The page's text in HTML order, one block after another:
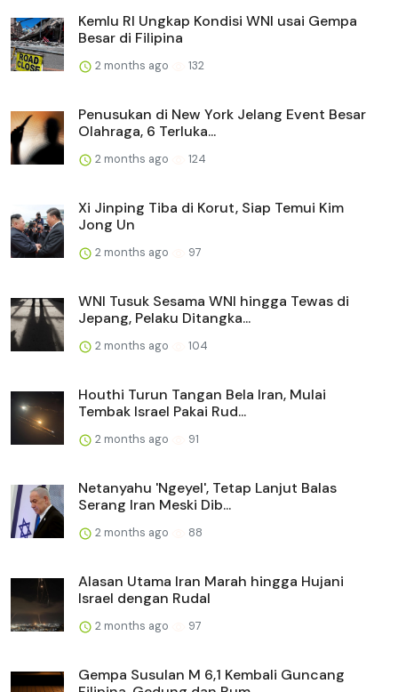
Kemlu RI Ungkap Kondisi WNI usai Gempa
Besar di Filipina
2 months ago 132
Penusukan di New York Jelang Event Besar
Olahraga, 6 Terluka...
2 months ago 124
Xi Jinping Tiba di Korut, Siap Temui Kim
Jong Un
2 months ago 97
WNI Tusuk Sesama WNI hingga Tewas di
Jepang, Pelaku Ditangka...
2 months ago 104
Houthi Turun Tangan Bela Iran, Mulai
Tembak Israel Pakai Rud...
2 months ago 91
Netanyahu 'Ngeyel', Tetap Lanjut Balas
Serang Iran Meski Dib...
2 months ago 88
Alasan Utama Iran Marah hingga Hujani
Israel dengan Rudal
2 months ago 97
Gempa Susulan M 6,1 Kembali Guncang